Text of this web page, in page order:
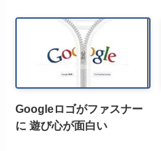
Googleロゴがファスナー
に 遊び心が面白い